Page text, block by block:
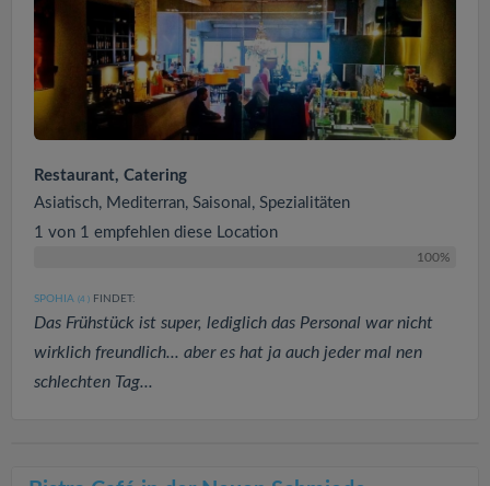
Restaurant, Catering
Asiatisch, Mediterran, Saisonal, Spezialitäten
1 von 1 empfehlen diese Location
100%
SPOHIA (4 ) FINDET:
Das Frühstück ist super, lediglich das Personal war nicht
wirklich freundlich... aber es hat ja auch jeder mal nen
schlechten Tag...